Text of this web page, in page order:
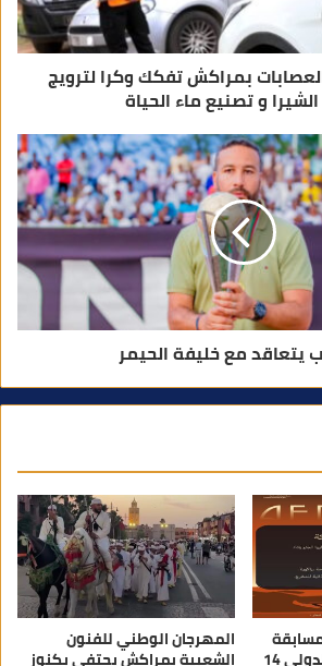
بمراكش تفكك وكرا لترويج
و تصنيع ماء الحياة
يتعاقد مع خليفة الحيمر
محلية في المهرجان الدولي 14
المهرجان الوطني للفنون
الشعبية بمراكش يحتفي بكنوز